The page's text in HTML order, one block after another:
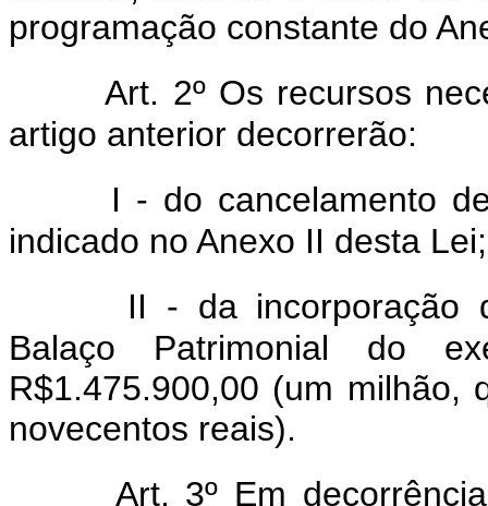
programação constante do
Art. 2º Os recursos
artigo anterior decorrerão:
I - do cancelamento
indicado no Anexo II desta Lei;
II - da
Balaço Patrimonial do
R$1.475.900,00 (um milhão,
novecentos reais).
Art. 3º Em